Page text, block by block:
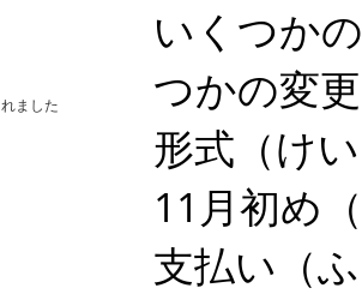
ました
いくつか
つかの変
形式（け
11月初め
支払い（